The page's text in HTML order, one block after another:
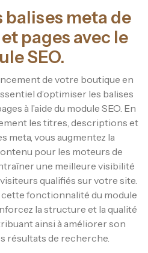
balises meta de
pages avec le
SEO.
de votre boutique en
d’optimiser les balises
à l’aide du module SEO. En
les titres, descriptions et
meta, vous augmentez la
pour les moteurs de
une meilleure visibilité
qualifiés sur votre site.
fonctionnalité du module
la structure et la qualité
ainsi à améliorer son
résultats de recherche.